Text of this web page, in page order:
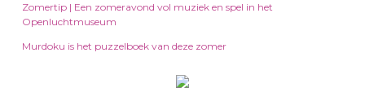
Zomertip | Een zomeravond vol muziek en spel in het
Openluchtmuseum
Murdoku is het puzzelboek van deze zomer